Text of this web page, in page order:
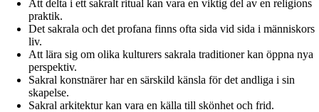
Att delta i ett sakralt ritual kan vara en viktig del av en religions
praktik.
Det sakrala och det profana finns ofta sida vid sida i människors
liv.
Att lära sig om olika kulturers sakrala traditioner kan öppna nya
perspektiv.
Sakral konstnärer har en särskild känsla för det andliga i sin
skapelse.
Sakral arkitektur kan vara en källa till skönhet och frid.